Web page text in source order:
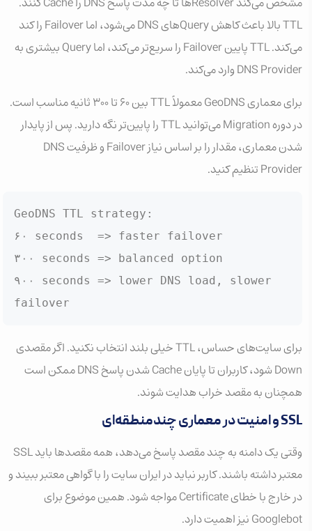
TTL بالا باعث کاهش Queryهای DNS می‌شود، اما Failover را کند
می‌کند. TTL پایین Failover را سریع‌تر می‌کند، اما Query بیشتری به
DNS Provider وارد می‌کند.
برای معماری GeoDNS معمولاً TTL بین ۶۰ تا ۳۰۰ ثانیه مناسب است.
در دوره Migration می‌توانید TTL را پایین‌تر نگه دارید. پس از پایدار
شدن معماری، مقدار را بر اساس نیاز Failover و ظرفیت DNS
Provider تنظیم کنید.
GeoDNS TTL strategy:
۶۰ seconds  => faster failover
۳۰۰ seconds => balanced option
۹۰۰ seconds => lower DNS load, slower
failover
برای سایت‌های حساس، TTL خیلی بلند انتخاب نکنید. اگر مقصدی
Down شود، کاربران تا پایان Cache شدن پاسخ DNS ممکن است
همچنان به مقصد خراب هدایت شوند.
SSL و امنیت در معماری چندمنطقه‌ای
وقتی یک دامنه به چند مقصد پاسخ می‌دهد، همه مقصدها باید SSL
معتبر داشته باشند. کاربر نباید در ایران سایت را با گواهی معتبر ببیند و
در خارج با خطای Certificate مواجه شود. همین موضوع برای
Googlebot نیز اهمیت دارد.